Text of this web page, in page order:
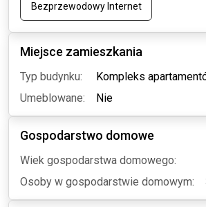
Bezprzewodowy Internet
Miejsce zamieszkania
Typ budynku:
Kompleks
Umeblowane:
Nie
Gospodarstwo domowe
Wiek gospodarstwa domowego:
Osoby w gospodarstwie domowym: